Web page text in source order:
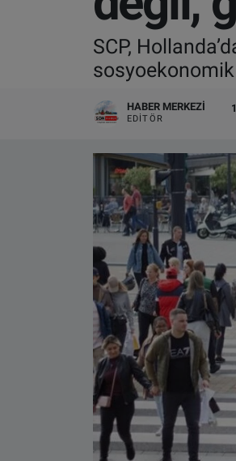
SCP,
sosyoekonomik
HABER MERKEZI
EDITÖR
ALGEMENE VOORWAARDEN
CONTACT
Çerez Politikası